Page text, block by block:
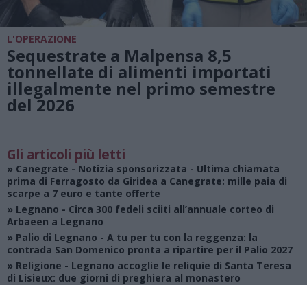
L'OPERAZIONE
Sequestrate a Malpensa 8,5
tonnellate di alimenti importati
illegalmente nel primo semestre
del 2026
Gli articoli più letti
» Canegrate - Notizia sponsorizzata - Ultima chiamata
prima di Ferragosto da Giridea a Canegrate: mille paia di
scarpe a 7 euro e tante offerte
» Legnano - Circa 300 fedeli sciiti all’annuale corteo di
Arbaeen a Legnano
» Palio di Legnano - A tu per tu con la reggenza: la
contrada San Domenico pronta a ripartire per il Palio 2027
» Religione - Legnano accoglie le reliquie di Santa Teresa
di Lisieux: due giorni di preghiera al monastero